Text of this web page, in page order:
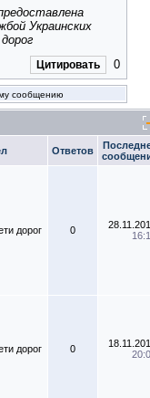
Украинских
Цитировать 0
сообщению
Ответов
дорог 0
дорог 0